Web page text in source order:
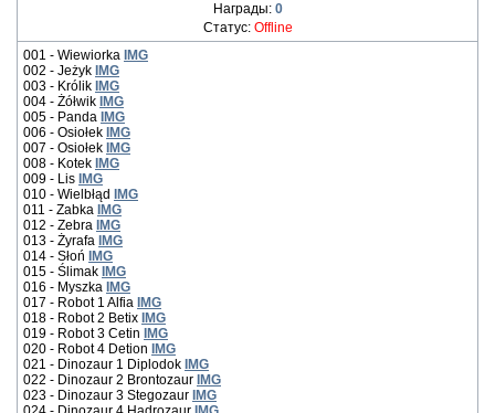
Награды: 0
Статус: Offline
001 - Wiewiorka IMG
002 - Jeżyk IMG
003 - Królik IMG
004 - Żółwik IMG
005 - Panda IMG
006 - Osiołek IMG
007 - Osiołek IMG
008 - Kotek IMG
009 - Lis IMG
010 - Wielbłąd
IMG
011 - Zabka IMG
012 - Zebra IMG
013 - Żyrafa IMG
014 - Słoń
IMG
015 - Ślimak IMG
016 - Myszka IMG
017 - Robot 1 Alfia IMG
018 - Robot 2 Betix IMG
019 - Robot 3 Cetin
IMG
020 - Robot 4 Detion
IMG
021 - Dinozaur 1 Diplodok IMG
022 - Dinozaur 2 Brontozaur IMG
023 - Dinozaur 3 Stegozaur IMG